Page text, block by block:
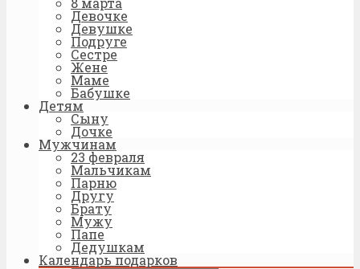
Девочке
Девушке
Подруге
Сестре
Жене
Маме
Бабушке
Детям
Сыну
Дочке
Мужчинам
23 февраля
Мальчикам
Парню
Другу
Брату
Мужу
Папе
Дедушкам
Календарь подарков